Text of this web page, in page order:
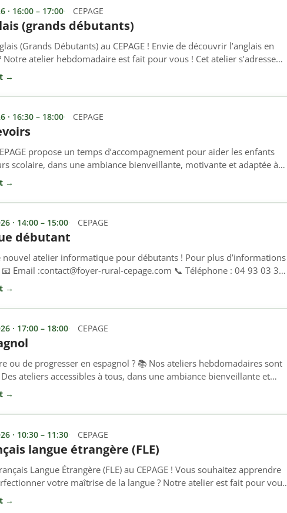
· 16:00 – 17:00 CEPAGE
(grands débutants)
(Grands Débutants) au CEPAGE ! Envie de découvrir l’anglais en
Notre atelier hebdomadaire est fait pour vous ! Cet atelier s’adresse
personnes n’ayant jamais (ou très peu) pratiqué l’anglais. Venez
et conviviale. […]
→
· 16:30 – 18:00 CEPAGE
propose un temps d’accompagnement pour aider les enfants
scolaire, dans une ambiance bienveillante, motivante et adaptée à
mardis et vendredis 🕓 De 16h30 à 18h Ce temps
✔ Bénéficier […]
→
· 14:00 – 15:00 CEPAGE
débutant
nouvel atelier informatique pour débutants ! Pour plus d’informations
Email :contact@foyer-rural-cepage.com 📞 Téléphone : 04 93 03 31
→
· 17:00 – 18:00 CEPAGE
ou de progresser en espagnol ? 📚 Nos ateliers hebdomadaires sont
ateliers accessibles à tous, dans une ambiance bienveillante et
vous et rejoignez-nous ! 📞 04 93 03 31 15 📧 contact@foyer-
→
· 10:30 – 11:30 CEPAGE
langue étrangère (FLE)
Langue Étrangère (FLE) au CEPAGE ! Vous souhaitez apprendre
votre maîtrise de la langue ? Notre atelier est fait pour vous
à toutes les personnes non-francophones qui souhaitent acquérir
→